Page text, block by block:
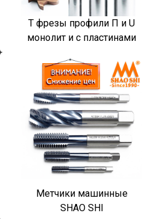
T фрезы профили П и U
монолит и с пластинами
Метчики машинные
SHAO SHI